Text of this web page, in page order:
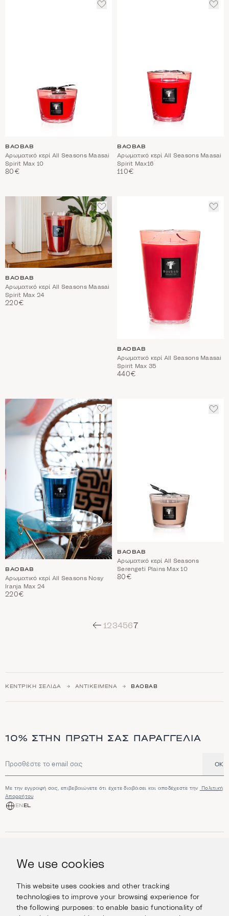
We use cookies
This website uses cookies and other tracking
technologies to improve your browsing experience for
the following purposes:to enable basic functionality of
ΠΡΟΣΘΈΣΤΕ
BAOBAB
Αρωματικό κερί All Seasons Maasai
Spirit Max 10
80€
BAOBAB
Αρωματικό κερί All Seasons Maasai
Spirit Max16
110€
ΠΡΟΣΘΈΣΤΕ
ΣΤΑ
ΑΓΑΠΗΜΈΝΑ
BAOBAB
Αρωματικό κερί All Seasons Maasai
Spirit Max 24
220€
BAOBAB
Αρωματικό κερί All Seasons Maasai
Spirit Max 35
440€
ΠΡΟΣΘΈΣΤΕ
ΣΤΑ
ΑΓΑΠΗΜΈΝΑ
BAOBAB
Αρωματικό κερί All Seasons Nosy
Iranja Max 24
220€
BAOBAB
Αρωματικό κερί All Seasons
Serengeti Plains Max 10
80€
1234567
ΚΕΝΤΡΙΚΉ ΣΕΛΊΔΑ ΑΝΤΙΚΕΊΜΕΝΑ BAOBAB
10% ΣΤΗΝ ΠΡΏΤΗ ΣΑΣ ΠΑΡΑΓΓΕΛΊΑ
Διεύθυνση email OK
Με την εγγραφή σας, επιβεβαιώνετε ότι έχετε διαβάσει και αποδέχεστε την
Πολιτική
Απορρήτου
EN EL
Κοσμήματα
Ρολόγια
Ταξιδέψτε με Στυλ
ΠΛΗΡΟΦΟΡΊΕΣ
Βοήθεια και Ερωτήσεις
Αποστολές και επιστροφές
Επικοινωνήστε μαζί μας
ΣΧΕΤΙΚΆ ΜΕ ΕΜΆΣ
Η οικογένεια Ιμάνογλου